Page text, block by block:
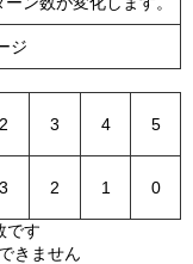
ジ
2 3 4 5
3 2 1 0
です
きません